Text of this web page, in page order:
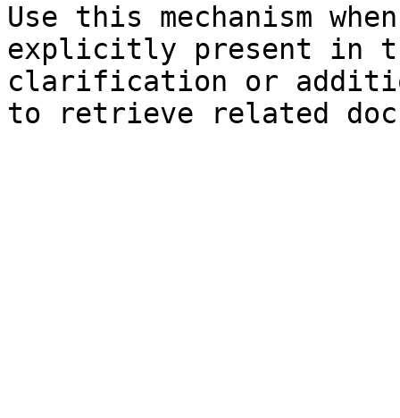
Use this mechanism
explicitly present in
clarification or